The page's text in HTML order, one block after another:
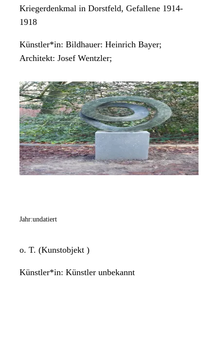
Kriegerdenkmal in Dorstfeld, Gefallene 1914-
1918
Künstler*in: Bildhauer: Heinrich Bayer;
Architekt: Josef Wentzler;
Jahr:undatiert
o. T. (Kunstobjekt )
Künstler*in: Künstler unbekannt